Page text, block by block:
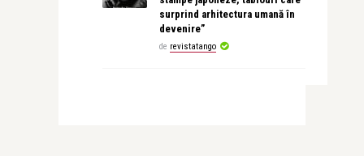
surprind arhitectura umană în
devenire”
de revistatango